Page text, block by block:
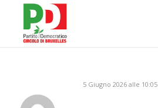
5 Giugno 2026 alle 10:05